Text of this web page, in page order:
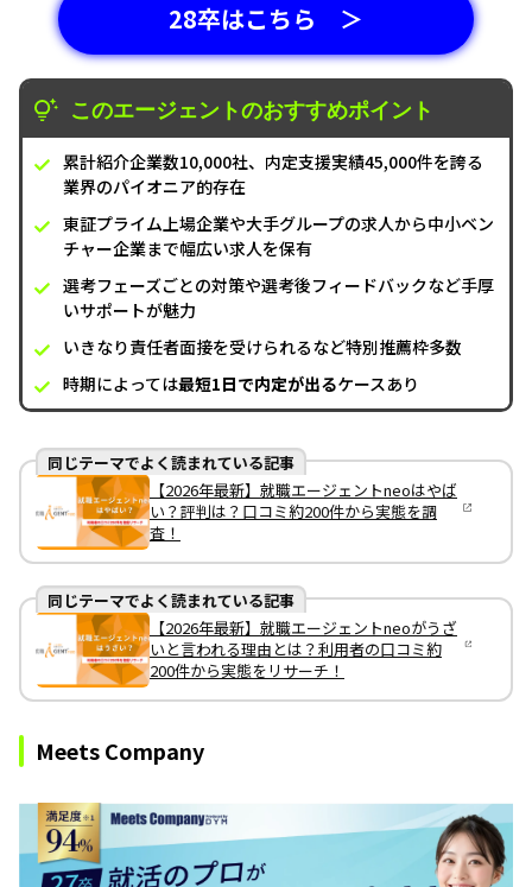
28卒はこちら ＞
このエージェントのおすすめポイント
累計紹介企業数10,000社、内定支援実績45,000件を誇る
業界のパイオニア的存在
東証プライム上場企業や大手グループの求人から中小ベン
チャー企業まで幅広い求人を保有
選考フェーズごとの対策や選考後フィードバックなど手厚
いサポートが魅力
いきなり責任者面接を受けられるなど特別推薦枠多数
時期によっては最短1日で内定が出るケースあり
同じテーマでよく読まれている記事
【2026年最新】就職エージェントneoはやば
い？評判は？口コミ約200件から実態を調
査！
同じテーマでよく読まれている記事
【2026年最新】就職エージェントneoがうざ
いと言われる理由とは？利用者の口コミ約
200件から実態をリサーチ！
Meets Company